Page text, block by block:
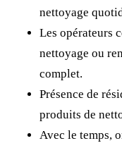
nettoyage
Les opérateurs
nettoyage ou
complet.
Présence de
produits de
Avec le temps,